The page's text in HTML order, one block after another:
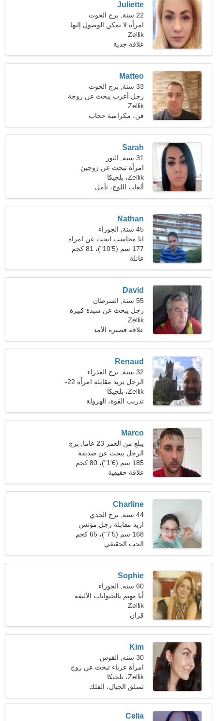
Juliette
22 سنة, برج الحوت
امرأة لا يمكن الوصول إليها
تبحث عن علاقة
Zellik
علاقة جدية
Matteo
33 سنة, برج الحوت
رجل أعزب يبحث عن زوجة
Zellik
فن، مكرامية حجاب
Sarah
31 سنة, الثور
امرأة تبحث عن زوجين
Zellik، بلجيكا
ألعاب اللوح، تأمل
Nathan
45 سنة, الجوزاء
انا محاسب ابحث عن امراة
رائعة
177 سم (5'10")، 81 كجم
(178 رطلا)
عائلة
David
55 سنة, السرطان
رجل يبحث عن سيدة كبيرة
Zellik
علاقة قصيرة الأمد
Renaud
32 سنة, برج العذراء
الرجل يريد مقابلة امرأة 22-
31
Zellik، بلجيكا
تدريب القوة، الهرولة
Marco
يبلغ من العمر 23 عاما, برج
العقرب
الرجل يبحث عن صديقة
185 سم (6'1")، 80 كجم
(176 رطلا)
علاقة حقيقية
Charline
44 سنة, برج الجدي
اريد مقابلة رجل مؤنس
168 سم (5'7")، 65 كجم
(143 رطلا)
الحب الحقيقي
Sophie
60 سنه, الجوزاء
أنا مهتم بالحيوانات الأليفة
واللياقة البدنية
Zellik
قران
Kim
30 سنه, القوس
امرأة عزباء تبحث عن زوج
33-37
Zellik، بلجيكا
تسلق الجبال، الفلك
Celia